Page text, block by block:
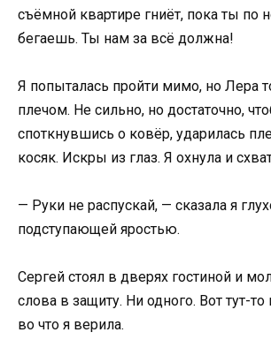
съёмной квартире гниёт, пока ты по
бегаешь. Ты нам за всё должна!
Я попыталась пройти мимо, но Лера
плечом. Не сильно, но достаточно,
споткнувшись о ковёр, ударилась
косяк. Искры из глаз. Я охнула и
— Руки не распускай, — сказала я
подступающей яростью.
Сергей стоял в дверях гостиной и
слова в защиту. Ни одного. Вот тут-то
во что я верила.